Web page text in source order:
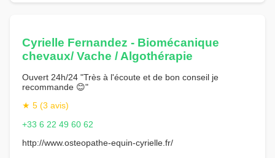
Cyrielle Fernandez - Biomécanique
chevaux/ Vache / Algothérapie
Ouvert 24h/24 "Très à l'écoute et de bon conseil je
recommande 😊"
★ 5 (3 avis)
+33 6 22 49 60 62
http://www.osteopathe-equin-cyrielle.fr/